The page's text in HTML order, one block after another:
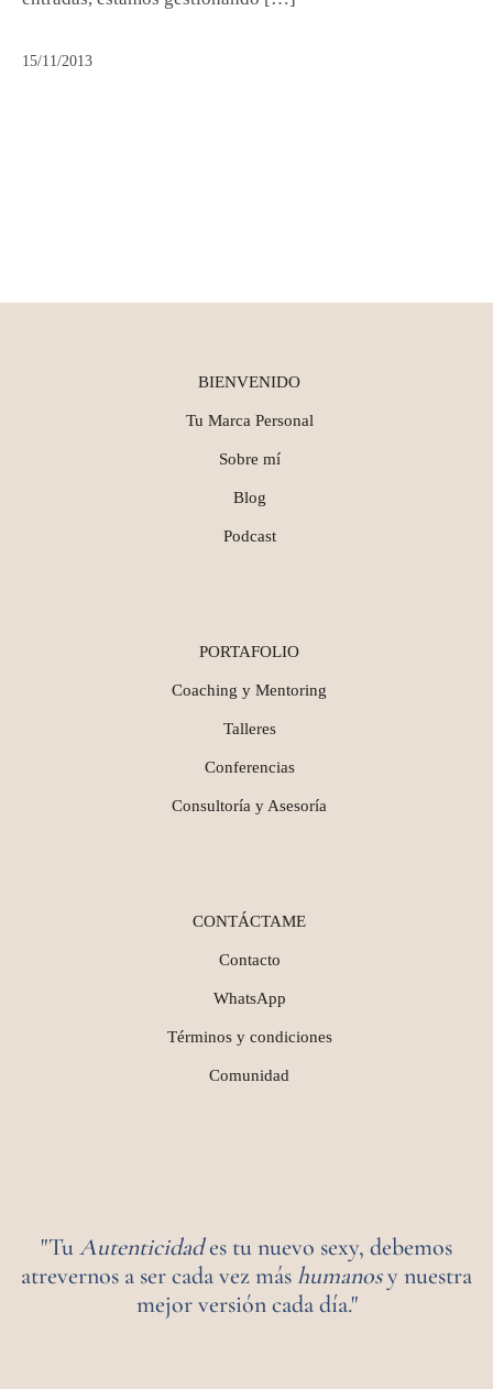
15/11/2013
BIENVENIDO
Tu Marca Personal
Sobre mí
Blog
Podcast
PORTAFOLIO
Coaching y Mentoring
Talleres
Conferencias
Consultoría y Asesoría
CONTÁCTAME
Contacto
WhatsApp
Términos y condiciones
Comunidad
"TuAutenticidades tu nuevo sexy, debemos
atrevernos a ser cada vez máshumanosy nuestra
mejor versión cada día."